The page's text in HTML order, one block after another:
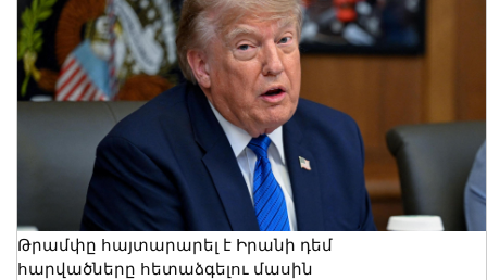
Ինչպես են ձերբակալում Արգամ
Աբրահամյանին. ՔԿ-ն կադրեր է
հրապարակել
08 Օգոստոս, 2026 13:22
Թրամփը հայտարարել է Իրանի դեմ
հարվածները հետաձգելու մասին